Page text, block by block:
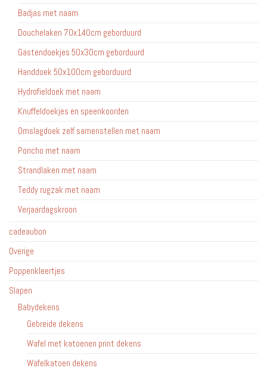
Badjas met naam
Douchelaken 70x140cm geborduurd
Gastendoekjes 50x30cm geborduurd
Handdoek 50x100cm geborduurd
Hydrofieldoek met naam
Knuffeldoekjes en speenkoorden
Omslagdoek zelf samenstellen met naam
Poncho met naam
Strandlaken met naam
Teddy rugzak met naam
Verjaardagskroon
cadeaubon
Overige
Poppenkleertjes
Slapen
Babydekens
Gebreide dekens
Wafel met katoenen print dekens
Wafelkatoen dekens